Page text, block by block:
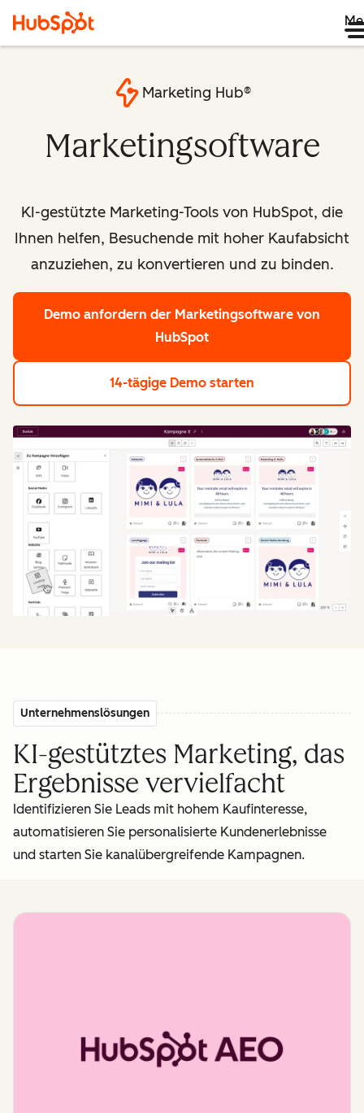
Marketing Hub®
Marketingsoftware
KI-gestützte Marketing-Tools von HubSpot, die
Ihnen helfen, Besuchende mit hoher Kaufabsicht
anzuziehen, zu konvertieren und zu binden.
Demo anfordern der Marketingsoftware von
HubSpot
14-tägige Demo starten
Unternehmenslösungen
KI-gestütztes Marketing, das
Ergebnisse vervielfacht
Identifizieren Sie Leads mit hohem Kaufinteresse,
automatisieren Sie personalisierte Kundenerlebnisse
und starten Sie kanalübergreifende Kampagnen.